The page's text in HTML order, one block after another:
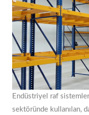
Endüstriyel raf
sektöründe kullanılan,